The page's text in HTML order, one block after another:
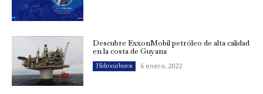
Descubre ExxonMobil petróleo de alta calidad
en la costa de Guyana
Hidrocarburos 6 enero, 2022